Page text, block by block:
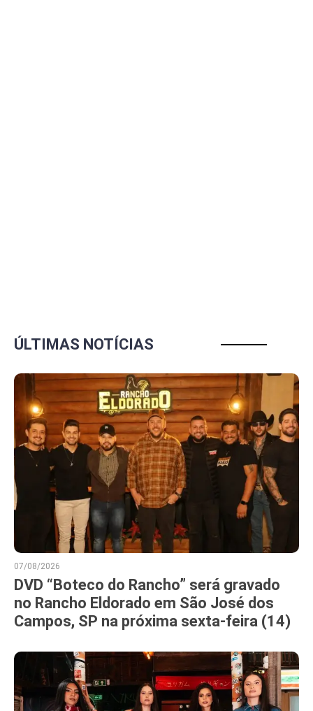
ÚLTIMAS NOTÍCIAS
07/08/2026
DVD “Boteco do Rancho” será gravado
no Rancho Eldorado em São José dos
Campos, SP na próxima sexta-feira (14)